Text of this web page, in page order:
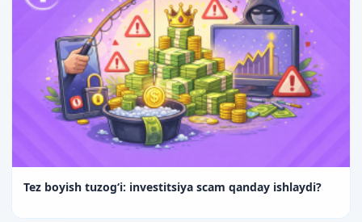
Tez boyish tuzog‘i: investitsiya scam qanday ishlaydi?